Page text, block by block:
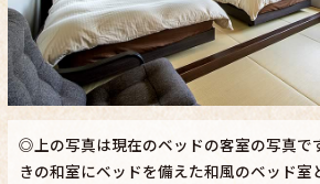
◎上の写真は現在のベッドの客室の写真で
きの和室にベッドを備えた和風のベッド室